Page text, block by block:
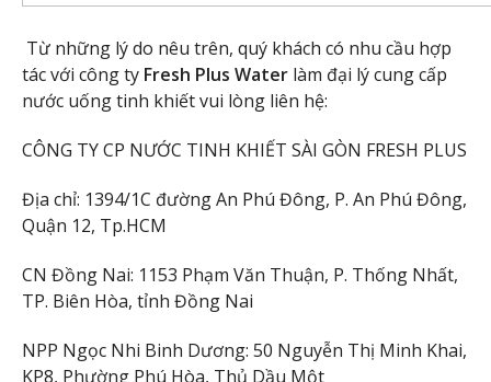
Từ những lý do nêu trên, quý khách có nhu cầu hợp
tác với công ty Fresh Plus Water làm đại lý cung cấp
nước uống tinh khiết vui lòng liên hệ:
CÔNG TY CP NƯỚC TINH KHIẾT SÀI GÒN FRESH PLUS
Địa chỉ: 1394/1C đường An Phú Đông, P. An Phú Đông,
Quận 12, Tp.HCM
CN Đồng Nai: 1153 Phạm Văn Thuận, P. Thống Nhất,
TP. Biên Hòa, tỉnh Đồng Nai
NPP Ngọc Nhi Binh Dương: 50 Nguyễn Thị Minh Khai,
KP8, Phường Phú Hòa, Thủ Dầu Một